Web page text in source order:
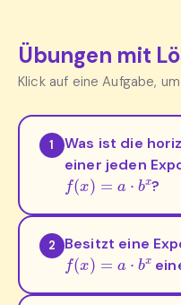
Übungen mit
Klick auf eine Aufgabe,
1
Was ist die
einer jeden
f(x)= a⋅bx ?
2 Besitzt eine
f(x)=a⋅ bx